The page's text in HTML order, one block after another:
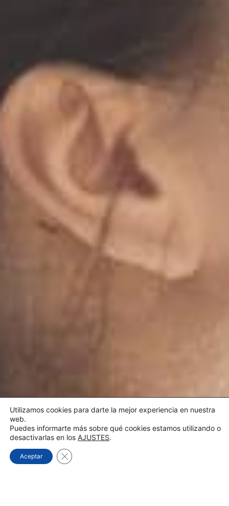
Utilizamos cookies para darte la mejor experiencia en nuestra
web.
Puedes informarte más sobre qué cookies estamos utilizando o
desactivarlas en los AJUSTES.
Aceptar Cerrar el banner de cookies RGPD